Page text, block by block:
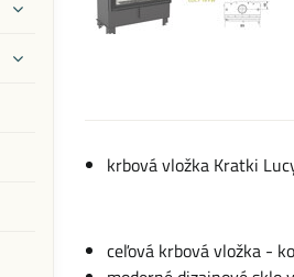
krbová vložka Kratki
ceľová krbová vložka -